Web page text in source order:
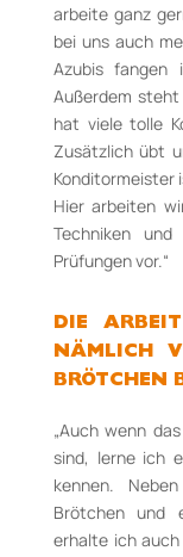
arbeite ganz
bei uns auch
Azubis
Außerdem
hat viele tolle
Zusätzlich übt
Konditormeister
Hier arbeiten
Techniken
Prüfungen vor.“
DIE
NÄMLICH
BRÖTCHEN
„Auch wenn
sind, lerne ich
kennen.
Brötchen und
erhalte ich